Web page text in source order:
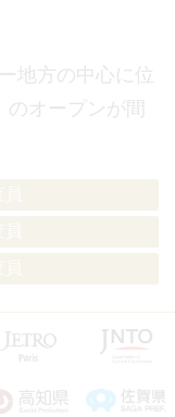
地方の中心に位
オープンが間